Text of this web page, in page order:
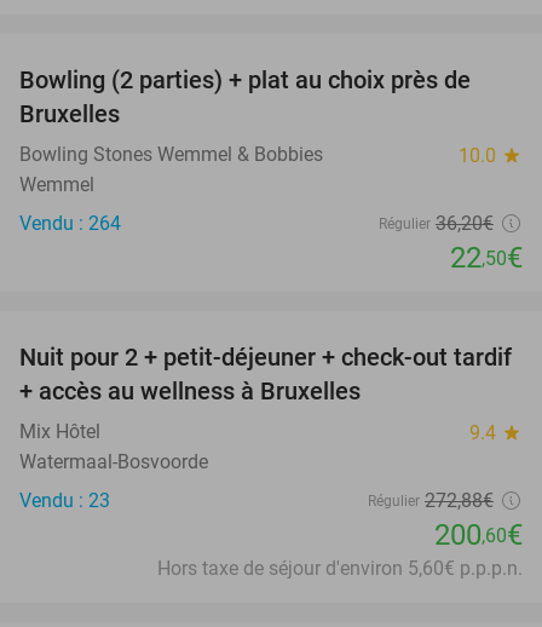
38%
Bowling (2 parties) + plat au choix près de
Bruxelles
Bowling Stones Wemmel & Bobbies 10.0 star
Wemmel
Vendu : 264
Régulier 36,20€
22,50€
26%
Nuit pour 2 + petit-déjeuner + check-out tardif
+ accès au wellness à Bruxelles
Mix Hôtel 9.4 star
Watermaal-Bosvoorde
Vendu : 23
Régulier 272,88€
200,60€
Hors taxe de séjour d'environ 5,60€ p.p.p.n.